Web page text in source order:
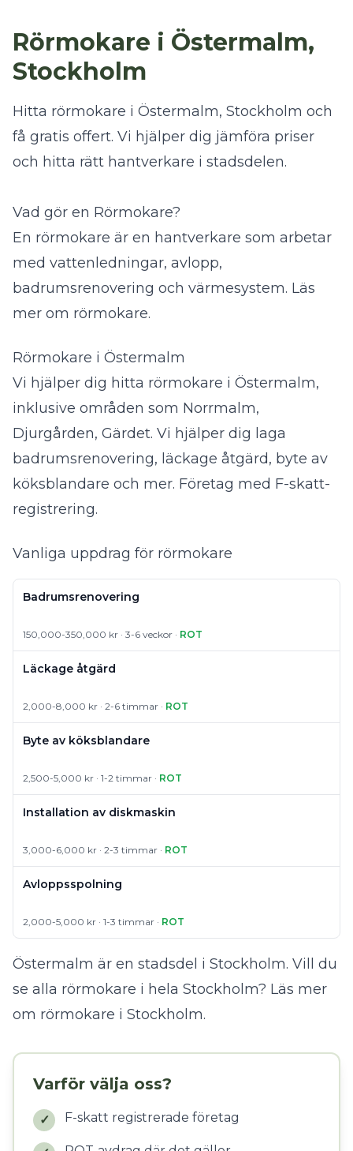
Rörmokare i Östermalm,
Stockholm
Hitta rörmokare i Östermalm, Stockholm och
få gratis offert. Vi hjälper dig jämföra priser
och hitta rätt hantverkare i stadsdelen.
Vad gör en Rörmokare?
En rörmokare är en hantverkare som arbetar
med vattenledningar, avlopp,
badrumsrenovering och värmesystem. Läs
mer om rörmokare.
Rörmokare i Östermalm
Vi hjälper dig hitta rörmokare i Östermalm,
inklusive områden som Norrmalm,
Djurgården, Gärdet. Vi hjälper dig laga
badrumsrenovering, läckage åtgärd, byte av
köksblandare och mer. Företag med F-skatt-
registrering.
Vanliga uppdrag för rörmokare
Badrumsrenovering
150,000-350,000 kr · 3-6 veckor · ROT
Läckage åtgärd
2,000-8,000 kr · 2-6 timmar · ROT
Byte av köksblandare
2,500-5,000 kr · 1-2 timmar · ROT
Installation av diskmaskin
3,000-6,000 kr · 2-3 timmar · ROT
Avloppsspolning
2,000-5,000 kr · 1-3 timmar · ROT
Östermalm är en stadsdel i Stockholm. Vill du
se alla rörmokare i hela Stockholm? Läs mer
om rörmokare i Stockholm.
Varför välja oss?
✓ F-skatt registrerade företag